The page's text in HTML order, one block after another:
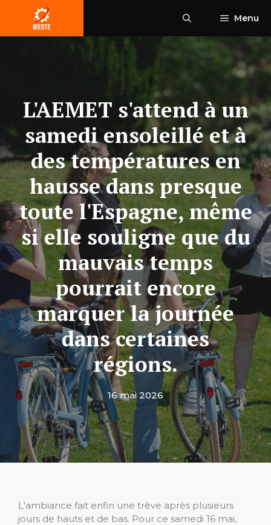
contenu
Menu
L'AEMET s'attend à un
samedi ensoleillé et à
des températures en
hausse dans presque
toute l'Espagne, même
si elle souligne que du
mauvais temps
pourrait encore
marquer la journée
dans certaines
régions.
16 mai 2026
L'ambiance fait enfin une trêve après plusieurs
jours de hauts et de bas. Pour ce samedi 16 mai,